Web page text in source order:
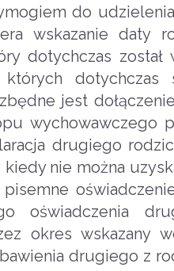
do
wskazanie daty
dotychczas
których
jest
wychowawczego
drugiego
kiedy nie można
oświadczenia
okres wskazany
drugiego z